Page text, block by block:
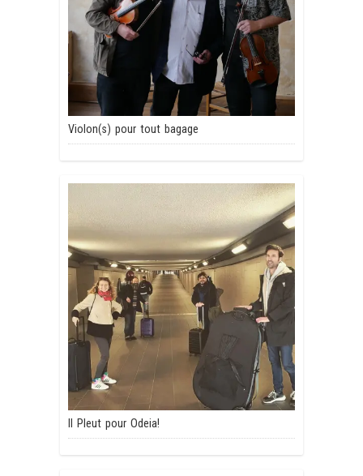
Violon(s) pour tout bagage
Il Pleut pour Odeia!